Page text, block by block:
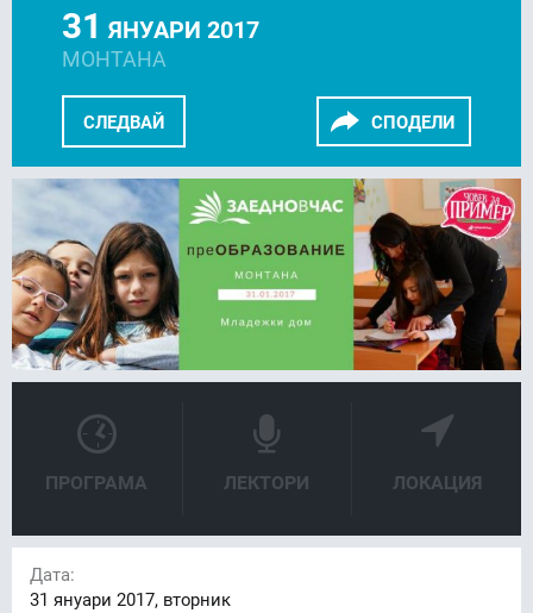
СЛЕДВАЙ СПОДЕЛИ
31 ЯНУАРИ 2017
МОНТАНА
FACEBOOK
ПРОГРАМА ЛЕКТОРИ ЛОКАЦИЯ
Дата:
31 януари 2017, вторник